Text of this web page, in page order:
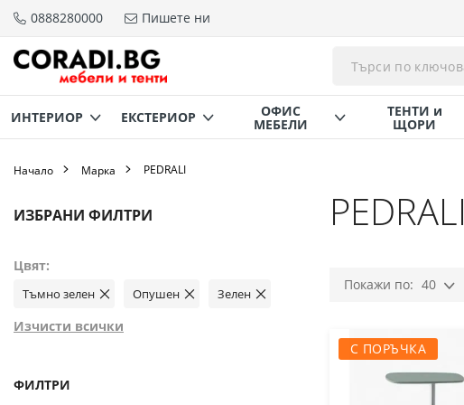
Прескачане
съдържанието
0888280000 Пишете ни
ИНТЕРИОР ЕКСТЕРИОР ОФИС
МЕБЕЛИ
ТЕНТИ и
ЩОРИ
Начало Марка PEDRALI
PEDRALI
40
С ПОРЪЧКА
по
ИЗБРАНИ ФИЛТРИ
Цвят
Тъмно зелен Премахнете
елемент
Опушен Премахнете
Зелен
Изчисти всички
ФИЛТРИ